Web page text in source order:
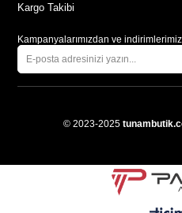
Kargo Takibi
Kampanyalarımızdan ve
© 2023-2025